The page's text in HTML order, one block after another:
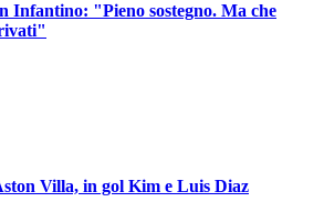
Infantino: "Pieno sostegno. Ma che
Villa, in gol Kim e Luis Diaz